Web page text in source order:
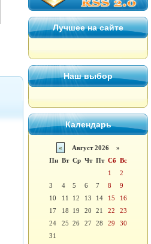
Лучшее на сайте
Наш выбор
Календарь
«
Август 2026 »
Пн Вт Ср Чт Пт Сб Вс
1
2
3
4 5 6 7 8
9
10
11 12 13 14 15
16
17
18 19 20 21 22
23
24
25 26 27 28 29
30
31